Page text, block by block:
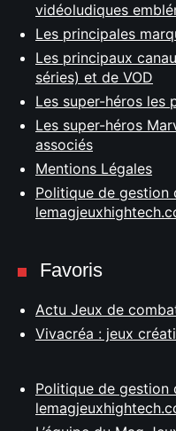
vidéoludiques
Les principales
Les principaux
séries) et de VOD
Les super-héros les
Les super-héros
associés
Mentions Légales
Politique de gestion
Favoris
Actu Jeux de
Vivacréa : jeux
Politique de gestion